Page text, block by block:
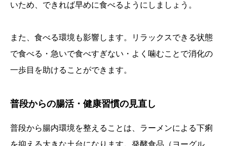
いため、できれば早めに食べるようにしましょう。
また、食べる環境も影響します。リラックスできる状態
で食べる・急いで食べすぎない・よく噛むことで消化の
一歩目を助けることができます。
普段からの腸活・健康習慣の見直し
普段から腸内環境を整えることは、ラーメンによる下痢